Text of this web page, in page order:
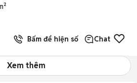
Bấm để hiện số Chat
Xem thêm